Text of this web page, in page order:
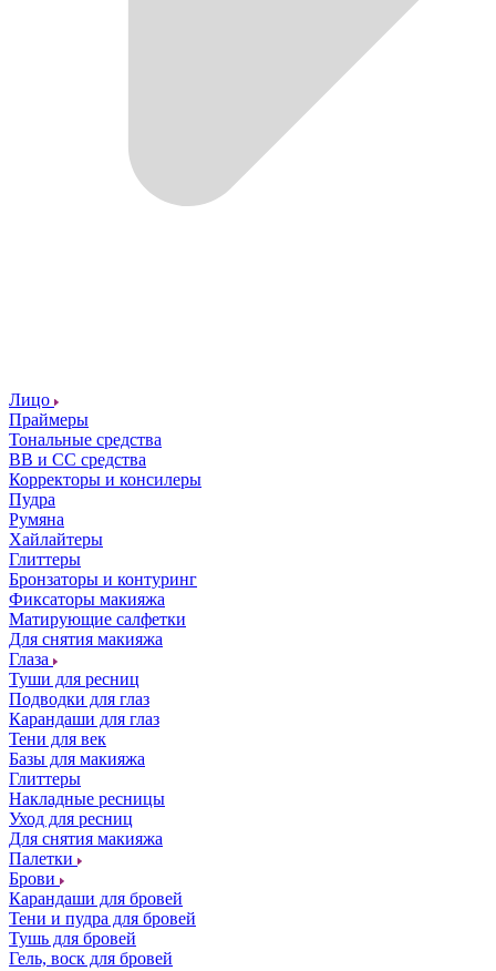
Лицо
Праймеры
Тональные средства
ВВ и СС средства
Корректоры и консилеры
Пудра
Румяна
Хайлайтеры
Глиттеры
Бронзаторы и контуринг
Фиксаторы макияжа
Матирующие салфетки
Для снятия макияжа
Глаза
Туши для ресниц
Подводки для глаз
Карандаши для глаз
Тени для век
Базы для макияжа
Глиттеры
Накладные ресницы
Уход для ресниц
Для снятия макияжа
Палетки
Брови
Карандаши для бровей
Тени и пудра для бровей
Тушь для бровей
Гель, воск для бровей